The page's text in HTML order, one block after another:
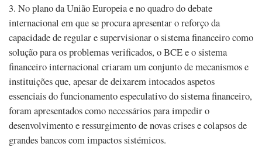
3. No plano da União Europeia e no quadro do debate
internacional em que se procura apresentar o reforço da
capacidade de regular e supervisionar o sistema financeiro como
solução para os problemas verificados, o BCE e o sistema
financeiro internacional criaram um conjunto de mecanismos e
instituições que, apesar de deixarem intocados aspetos
essenciais do funcionamento especulativo do sistema financeiro,
foram apresentados como necessários para impedir o
desenvolvimento e ressurgimento de novas crises e colapsos de
grandes bancos com impactos sistémicos.